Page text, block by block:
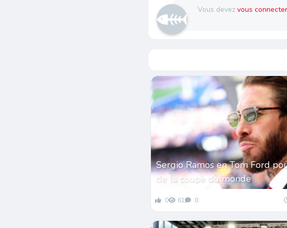
Vous devezvous connecter
Sergio Ramos en Tom Ford
de la coupe du monde
0 61 0